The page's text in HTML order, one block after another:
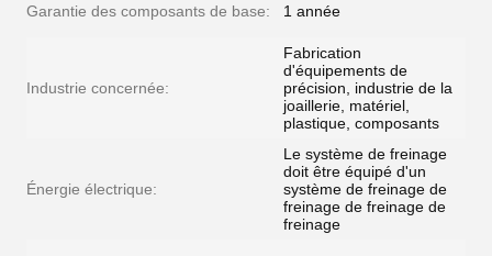
Garantie des composants de base: 1 année
Industrie concernée:
Fabrication
d'équipements de
précision, industrie de la
joaillerie, matériel,
plastique, composants
Énergie électrique:
Le système de freinage
doit être équipé d'un
système de freinage de
freinage de freinage de
freinage